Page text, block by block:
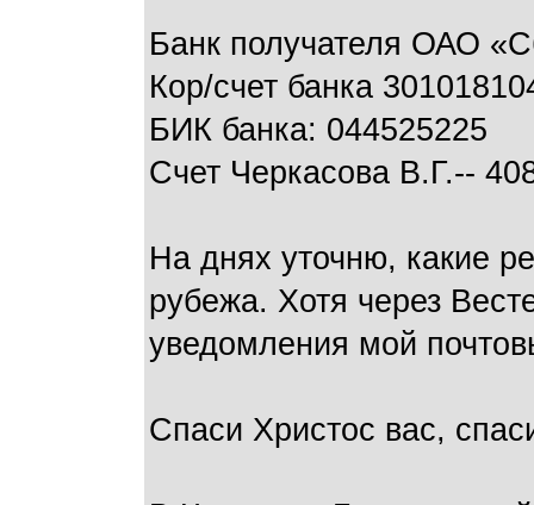
Банк получателя ОАО
Кор/счет банка
БИК банка: 044525225
Счет Черкасова В.Г.--
На днях уточню, какие
рубежа. Хотя через
уведомления мой
Спаси Христос вас,